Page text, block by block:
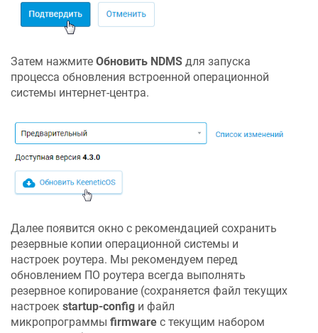
Затем нажмите Обновить NDMS для запуска
процесса обновления встроенной операционной
системы интернет-центра.
Далее появится окно с рекомендацией сохранить
резервные копии операционной системы и
настроек роутера. Мы рекомендуем перед
обновлением ПО роутера всегда выполнять
резервное копирование (сохраняется файл текущих
настроек startup-config и файл
микропрограммы firmware с текущим набором